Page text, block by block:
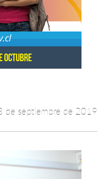
de septiembre de 2019